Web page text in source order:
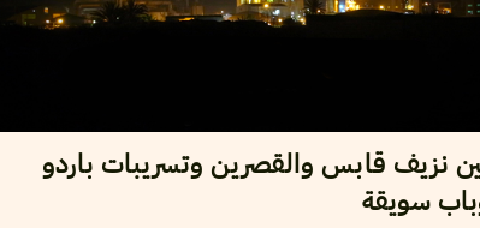
نزيف قابس والقصرين وتسريبات باردو
سويقة